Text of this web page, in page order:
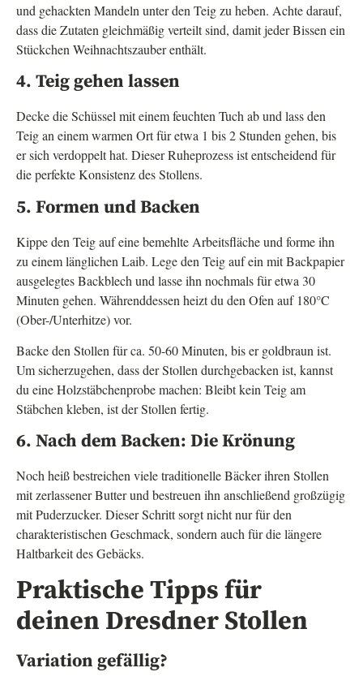
und gehackten Mandeln unter den Teig zu heben. Achte darauf,
dass die Zutaten gleichmäßig verteilt sind, damit jeder Bissen ein
Stückchen Weihnachtszauber enthält.
4. Teig gehen lassen
Decke die Schüssel mit einem feuchten Tuch ab und lass den
Teig an einem warmen Ort für etwa 1 bis 2 Stunden gehen, bis
er sich verdoppelt hat. Dieser Ruheprozess ist entscheidend für
die perfekte Konsistenz des Stollens.
5. Formen und Backen
Kippe den Teig auf eine bemehlte Arbeitsfläche und forme ihn
zu einem länglichen Laib. Lege den Teig auf ein mit Backpapier
ausgelegtes Backblech und lasse ihn nochmals für etwa 30
Minuten gehen. Währenddessen heizt du den Ofen auf 180°C
(Ober-/Unterhitze) vor.
Backe den Stollen für ca. 50-60 Minuten, bis er goldbraun ist.
Um sicherzugehen, dass der Stollen durchgebacken ist, kannst
du eine Holzstäbchenprobe machen: Bleibt kein Teig am
Stäbchen kleben, ist der Stollen fertig.
6. Nach dem Backen: Die Krönung
Noch heiß bestreichen viele traditionelle Bäcker ihren Stollen
mit zerlassener Butter und bestreuen ihn anschließend großzügig
mit Puderzucker. Dieser Schritt sorgt nicht nur für den
charakteristischen Geschmack, sondern auch für die längere
Haltbarkeit des Gebäcks.
Praktische Tipps für
deinen Dresdner Stollen
Variation gefällig?